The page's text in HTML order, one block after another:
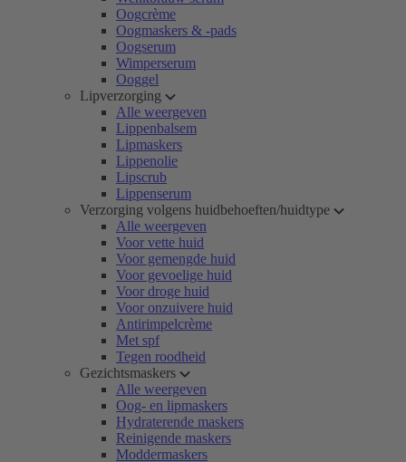
Oogcrème
Oogmaskers & -pads
Oogserum
Wimperserum
Ooggel
Lipverzorging
Alle weergeven
Lippenbalsem
Lipmaskers
Lippenolie
Lipscrub
Lippenserum
Verzorging volgens huidbehoeften/huidtype
Alle weergeven
Voor vette huid
Voor gemengde huid
Voor gevoelige huid
Voor droge huid
Voor onzuivere huid
Antirimpelcrème
Met spf
Tegen roodheid
Gezichtsmaskers
Alle weergeven
Oog- en lipmaskers
Hydraterende maskers
Reinigende maskers
Moddermaskers